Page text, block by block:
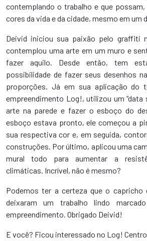
contemplando o trabalho e que
cores da vida e da cidade, mesmo em um
Deivid iniciou sua paixão pelo graffiti
contemplou uma arte em um muro e
fazer aquilo. Desde então, tem
possibilidade de fazer seus desenhos
proporções. Já em sua aplicação do
empreendimento Log!, utilizou um “data
arte na parede e fazer o esboço do
esboço estava pronto, ele começou a
sua respectiva cor e, em seguida,
construções. Por último, aplicou uma
mural todo para aumentar a
climáticas. Incrível, não é mesmo?
Podemos ter a certeza que o capricho
deixaram um trabalho lindo
empreendimento. Obrigado Deivid!
E você? Ficou interessado no Log!